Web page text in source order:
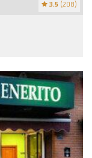
3.5 (208)